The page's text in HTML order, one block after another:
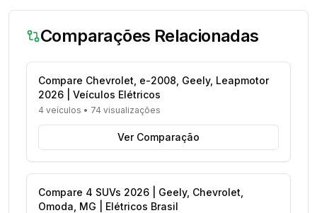
Comparações Relacionadas
Compare Chevrolet, e-2008, Geely, Leapmotor
2026 | Veículos Elétricos
4 veículos • 74 visualizações
Ver Comparação
Compare 4 SUVs 2026 | Geely, Chevrolet,
Omoda, MG | Elétricos Brasil